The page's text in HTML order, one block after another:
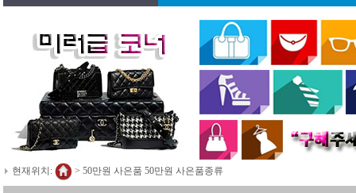
현재위치: > 50만원 사은품 50만원 사은품종류